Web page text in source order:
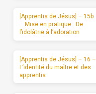
[Apprentis de Jésus] – 15b
– Mise en pratique : De
l’idolâtrie à l’adoration
[Apprentis de Jésus] – 16 –
L’identité du maître et des
apprentis